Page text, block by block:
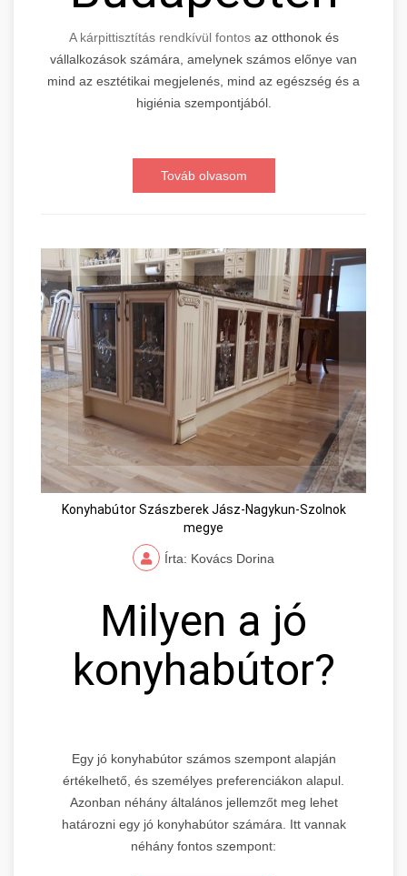
A kárpittisztítás rendkívül fontosaz otthonok és
vállalkozások számára, amelynek számos előnye van
mind az esztétikai megjelenés, mind az egészség és a
higiénia szempontjából.
Továb olvasom
Konyhabútor Szászberek Jász-Nagykun-Szolnok
megye
Írta: Kovács Dorina
Milyen a jó
konyhabútor?
Egy jó konyhabútor számos szempont alapján
értékelhető, és személyes preferenciákon alapul.
Azonban néhány általános jellemzőt meg lehet
határozni egy jó konyhabútor számára. Itt vannak
néhány fontos szempont: